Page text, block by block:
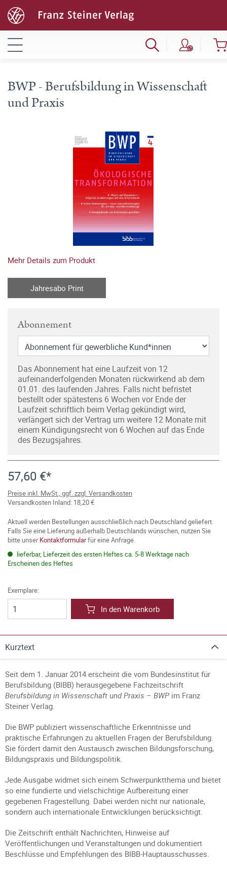
BWP - Berufsbildung in Wissenschaft
und Praxis
Mehr Details zum Produkt
Jahresabo Print
Abonnement
Das Abonnement hat eine Laufzeit von 12
aufeinanderfolgenden Monaten rückwirkend ab dem
01.01. des laufenden Jahres. Falls nicht befristet
bestellt oder spätestens 6 Wochen vor Ende der
Laufzeit schriftlich beim Verlag gekündigt wird,
verlängert sich der Vertrag um weitere 12 Monate mit
einem Kündigungsrecht von 6 Wochen auf das Ende
des Bezugsjahres.
57,60 €*
Preise inkl. MwSt., ggf. zzgl. Versandkosten
Versandkosten Inland: 18,20 €
Aktuell werden Bestellungen ausschließlich nach Deutschland geliefert.
Falls Sie eine Lieferung außerhalb Deutschlands wünschen, nutzen Sie
bitte unserKontaktformularfür eine Anfrage.
lieferbar, Lieferzeit des ersten Heftes ca. 5-8 Werktage nach
Erscheinen des Heftes
Exemplare:
In den Warenkorb
Kurztext
Seit dem 1. Januar 2014 erscheint die vom Bundesinstitut für
Berufsbildung (BIBB) herausgegebene Fachzeitschrift
Berufsbildung in Wissenschaft und Praxis – BWP im Franz
Steiner Verlag.
Die BWP publiziert wissenschaftliche Erkenntnisse und
praktische Erfahrungen zu aktuellen Fragen der Berufsbildung.
Sie fördert damit den Austausch zwischen Bildungsforschung,
Bildungspraxis und Bildungspolitik.
Jede Ausgabe widmet sich einem Schwerpunktthema und bietet
so eine fundierte und vielschichtige Aufbereitung einer
gegebenen Fragestellung. Dabei werden nicht nur nationale,
sondern auch internationale Entwicklungen berücksichtigt.
Die Zeitschrift enthält Nachrichten, Hinweise auf
Veröffentlichungen und Veranstaltungen und dokumentiert
Beschlüsse und Empfehlungen des BIBB-Hauptausschusses.